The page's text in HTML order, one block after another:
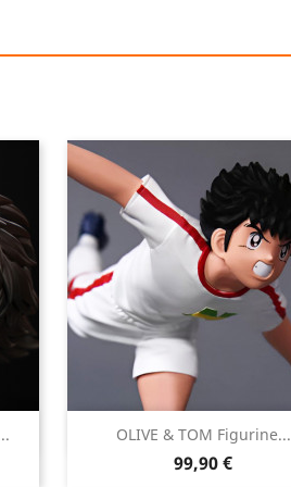
OLIVE & TOM Figurine...
Prix
99,90 €
 Aperçu rapide